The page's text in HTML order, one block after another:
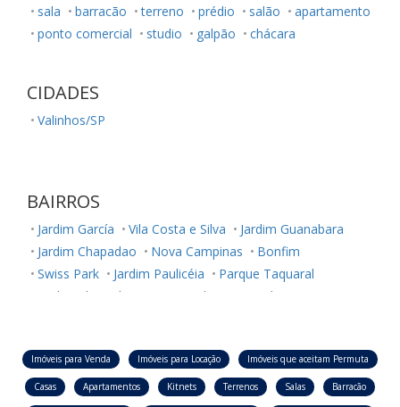
sala barracão terreno prédio salão
apartamento
ponto comercial
studio galpão chácara
CIDADES
Valinhos/SP
BAIRROS
Jardim García Vila Costa e Silva
Jardim Guanabara
Jardim Chapadao
Nova Campinas
Bonfim
Swiss Park
Jardim Paulicéia
Parque Taquaral
Jardim Chapadão
Parque Alto Taquaral
Imóveis para Venda Imóveis para Locação Imóveis que aceitam Permuta
Casas Apartamentos Kitnets Terrenos Salas Barracão